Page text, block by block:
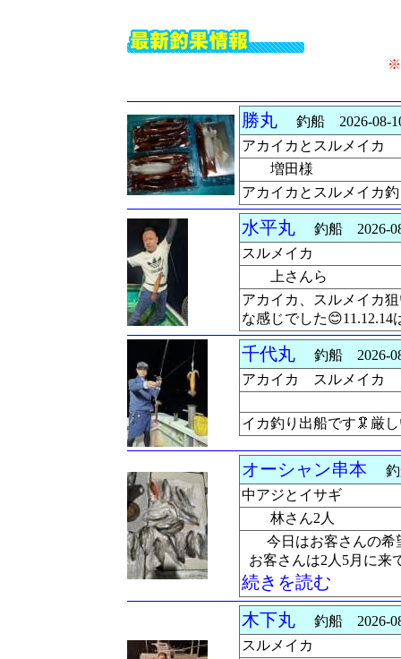
※
勝丸
釣船 2026-08-
アカイカとスルメイカ
増田様
アカイカとスルメイカ
水平丸
釣船 2026-
スルメイカ
上さんら
アカイカ、スルメイカ
な感じでした
千代丸
釣船 2026-
アカイカ スルメイカ
イカ釣り出船です🦑厳
オーシャン串本
釣
中アジとイサギ
林さん2人
今日はお客さんの
お客さんは2人5月に
続きを読む
木下丸
釣船 2026-
スルメイカ